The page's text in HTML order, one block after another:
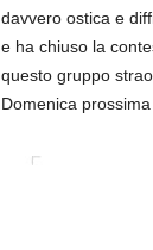
davvero ostica e
e ha chiuso la
questo gruppo
Domenica